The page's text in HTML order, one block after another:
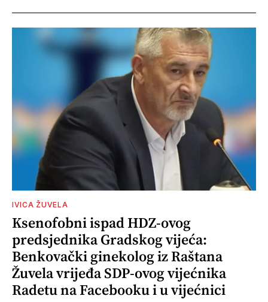
IVICA ŽUVELA
Ksenofobni ispad HDZ-ovog
predsjednika Gradskog vijeća:
Benkovački ginekolog iz Raštana
Žuvela vrijeđa SDP-ovog vijećnika
Radetu na Facebooku i u vijećnici